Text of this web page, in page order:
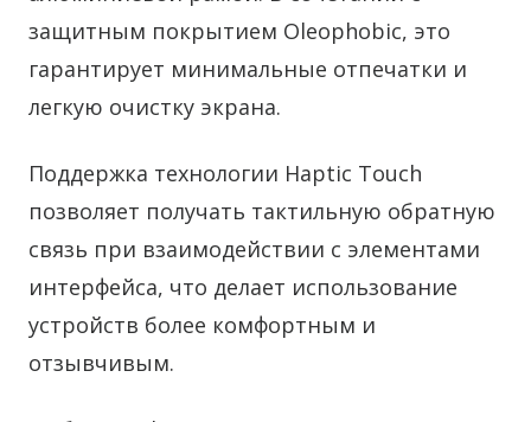
защитным покрытием Oleophobic, это
гарантирует минимальные отпечатки и
легкую очистку экрана.
Поддержка технологии Haptic Touch
позволяет получать тактильную обратную
связь при взаимодействии с элементами
интерфейса, что делает использование
устройств более комфортным и
отзывчивым.